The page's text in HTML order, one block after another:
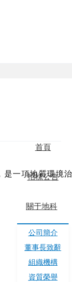
首頁
招標公告
關于地科
公司簡介
董事長致辭
組織機構
資質榮譽
是一項地質環境